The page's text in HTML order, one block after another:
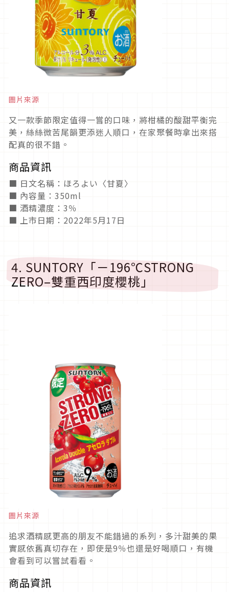
圖片來源
又一款季節限定值得一嘗的口味，將柑橘的酸甜平衡完
美，絲絲微苦尾韻更添迷人順口，在家聚餐時拿出來搭
配真的很不錯。
商品資訊
■ 日文名稱：ほろよい〈甘夏〉
■ 內容量：350ml
■ 酒精濃度：3％
■ 上市日期：2022年5月17日
4. SUNTORY「－196℃STRONG
ZERO–雙重西印度櫻桃」
圖片來源
追求酒精感更高的朋友不能錯過的系列，多汁甜美的果
實感依舊真切存在，即使是9％也還是好喝順口，有機
會看到可以嘗試看看。
商品資訊